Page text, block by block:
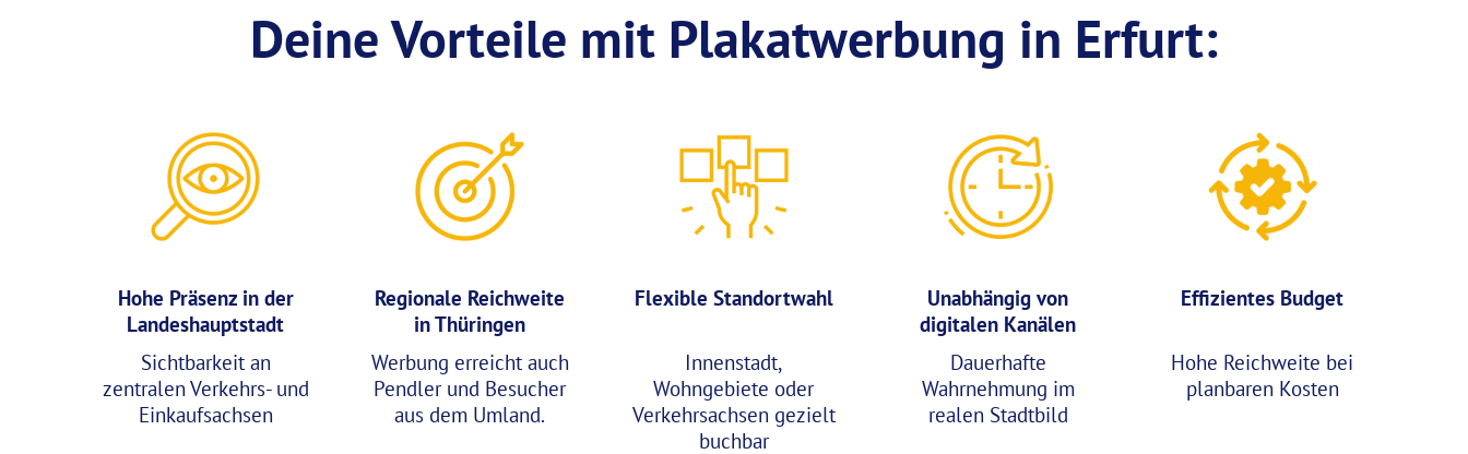
Deine Vorteile mit Plakatwerbung in Erfurt:
Hohe Präsenz in der
Landeshauptstadt
Sichtbarkeit an
zentralen Verkehrs- und
Einkaufsachsen
Regionale Reichweite
in Thüringen
Werbung erreicht auch
Pendler und Besucher
aus dem Umland.
Flexible Standortwahl
Innenstadt,
Wohngebiete oder
Verkehrsachsen gezielt
buchbar
Unabhängig von
digitalen Kanälen
Dauerhafte
Wahrnehmung im
realen Stadtbild
Effizientes Budget
Hohe Reichweite bei
planbaren Kosten